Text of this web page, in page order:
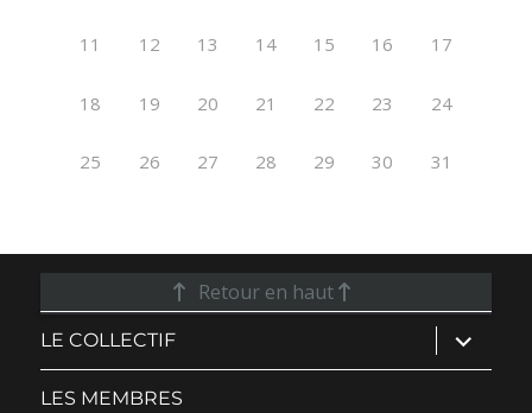
11 12 13 14 15 16 17
18 19 20 21 22 23 24
25 26 27 28 29 30 31
Retour en haut
LE COLLECTIF ouvrir
le
sous-
LES MEMBRES